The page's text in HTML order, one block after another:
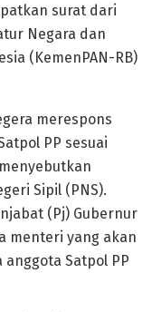
surat dari
Negara dan
(KemenPAN-RB)
merespons
PP sesuai
Sipil (PNS).
(Pj) Gubernur
menteri yang akan
Satpol PP